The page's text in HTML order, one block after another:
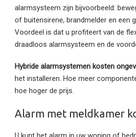
alarmsysteem zijn bijvoorbeeld:
of buitensirene, brandmelder en een
Voordeel is dat u profiteert van de
draadloos alarmsysteem en de
Hybride alarmsystemen kosten
het installeren. Hoe meer
hoe hoger de prijs.
Alarm met meldkamer